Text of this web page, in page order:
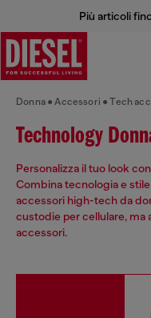
Più articoli
Donna Accessori Tech
Technology
Personalizza il tuo look
Combina tecnologia e
accessori high-tech da
custodie per cellulare, ma
accessori.